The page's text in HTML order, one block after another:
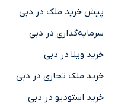
پیش خرید ملک در دبی
سرمایه‌گذاری در دبی
خرید ویلا در دبی
خرید ملک تجاری در دبی
خرید استودیو در دبی